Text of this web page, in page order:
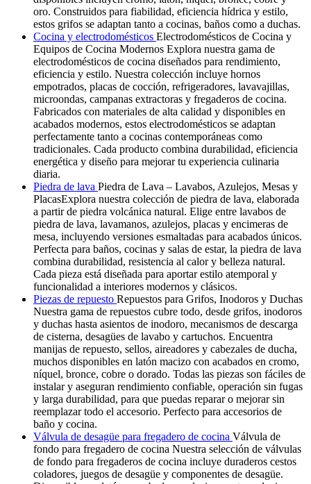
oro. Construidos para fiabilidad, eficiencia hídrica y estilo,
estos grifos se adaptan tanto a cocinas, baños como a duchas.
Cocina y electrodomésticos Electrodomésticos de Cocina y
Equipos de Cocina Modernos Explora nuestra gama de
electrodomésticos de cocina diseñados para rendimiento,
eficiencia y estilo. Nuestra colección incluye hornos
empotrados, placas de cocción, refrigeradores, lavavajillas,
microondas, campanas extractoras y fregaderos de cocina.
Fabricados con materiales de alta calidad y disponibles en
acabados modernos, estos electrodomésticos se adaptan
perfectamente tanto a cocinas contemporáneas como
tradicionales. Cada producto combina durabilidad, eficiencia
energética y diseño para mejorar tu experiencia culinaria
diaria.
Piedra de lava Piedra de Lava – Lavabos, Azulejos, Mesas y
PlacasExplora nuestra colección de piedra de lava, elaborada
a partir de piedra volcánica natural. Elige entre lavabos de
piedra de lava, lavamanos, azulejos, placas y encimeras de
mesa, incluyendo versiones esmaltadas para acabados únicos.
Perfecta para baños, cocinas y salas de estar, la piedra de lava
combina durabilidad, resistencia al calor y belleza natural.
Cada pieza está diseñada para aportar estilo atemporal y
funcionalidad a interiores modernos y clásicos.
Piezas de repuesto Repuestos para Grifos, Inodoros y Duchas
Nuestra gama de repuestos cubre todo, desde grifos, inodoros
y duchas hasta asientos de inodoro, mecanismos de descarga
de cisterna, desagües de lavabo y cartuchos. Encuentra
manijas de repuesto, sellos, aireadores y cabezales de ducha,
muchos disponibles en latón macizo con acabados en cromo,
níquel, bronce, cobre o dorado. Todas las piezas son fáciles de
instalar y aseguran rendimiento confiable, operación sin fugas
y larga durabilidad, para que puedas reparar o mejorar sin
reemplazar todo el accesorio. Perfecto para accesorios de
baño y cocina.
Válvula de desagüe para fregadero de cocina Válvula de
fondo para fregadero de cocina Nuestra selección de válvulas
de fondo para fregaderos de cocina incluye duraderos cestos
coladores, juegos de desagüe y componentes de desagüe.